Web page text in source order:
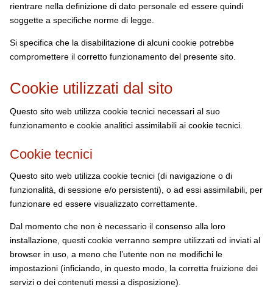
rientrare nella definizione di dato personale ed essere quindi
soggette a specifiche norme di legge.
Si specifica che la disabilitazione di alcuni cookie potrebbe
compromettere il corretto funzionamento del presente sito.
Cookie utilizzati dal sito
Questo sito web utilizza cookie tecnici necessari al suo
funzionamento e cookie analitici assimilabili ai cookie tecnici.
Cookie tecnici
Questo sito web utilizza cookie tecnici (di navigazione o di
funzionalità, di sessione e/o persistenti), o ad essi assimilabili, per
funzionare ed essere visualizzato correttamente.
Dal momento che non è necessario il consenso alla loro
installazione, questi cookie verranno sempre utilizzati ed inviati al
browser in uso, a meno che l’utente non ne modifichi le
impostazioni (inficiando, in questo modo, la corretta fruizione dei
servizi o dei contenuti messi a disposizione).